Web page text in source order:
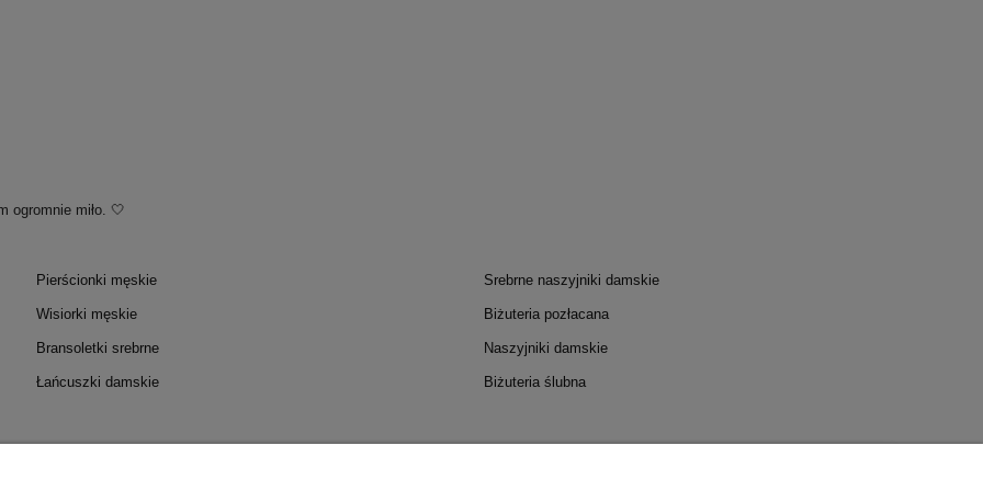
ogromnie miło. 🤍
Pierścionki męskie
Wisiorki męskie
Bransoletki srebrne
Łańcuszki damskie
Srebrne naszyjniki damskie
Biżuteria pozłacana
Naszyjniki damskie
Biżuteria ślubna